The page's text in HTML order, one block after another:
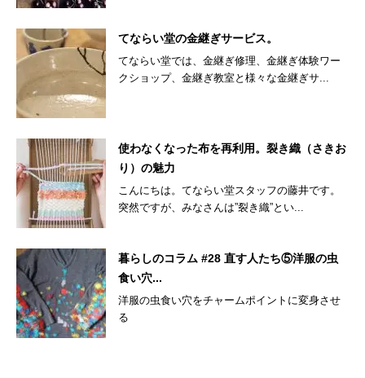
てならい堂の金継ぎサービス。
てならい堂では、金継ぎ修理、金継ぎ体験ワー
クショップ、金継ぎ教室と様々な金継ぎサ...
使わなくなった布を再利用。裂き織（さきお
り）の魅力
こんにちは。てならい堂スタッフの藤井です。
突然ですが、みなさんは”裂き織”とい...
暮らしのコラム #28 直す人たち⑤洋服の虫
食い穴...
洋服の虫食い穴をチャームポイントに変身させ
る